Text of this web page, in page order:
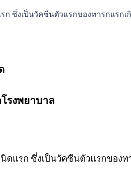
ซึ่งเป็นวัคซีนตัวแรกของทารกแรก
รงพยาบาล
แรก ซึ่งเป็นวัคซีนตัวแรกของท